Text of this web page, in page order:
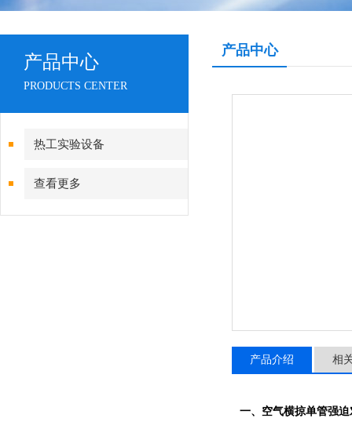
产品中心
PRODUCTS CENTER
热工实验设备
查看更多
产品中心
产品介绍 相
一、 空气横掠单管强